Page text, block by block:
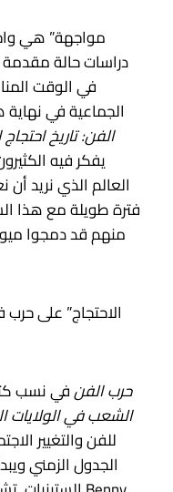
دراسات حالة مقدمة
في الوقت
الجماعية في
الفن: تاريخ
يفكر فيه
العالم الذي نريد
فترة طويلة مع هذا
منهم قد دمجوا
حرب الفنفي نسب
الشعب في الولايات